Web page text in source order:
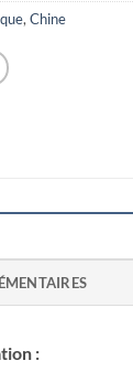
, Chine
: